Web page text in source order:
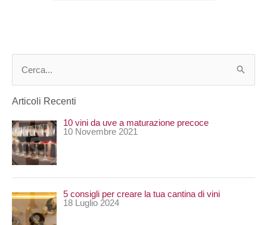
c
a
:
Articoli Recenti
10 vini da uve a maturazione precoce
10 Novembre 2021
5 consigli per creare la tua cantina di vini
18 Luglio 2024